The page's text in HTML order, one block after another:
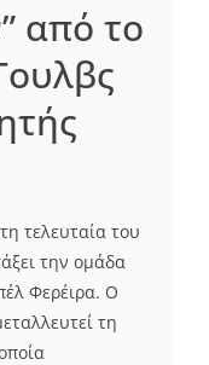
από το
τελευταία του
την ομάδα
Φερέιρα. Ο
τη